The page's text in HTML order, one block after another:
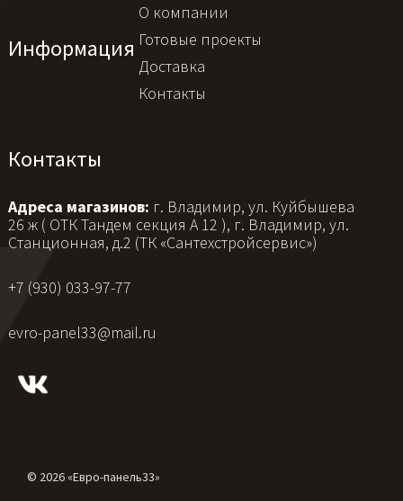
Информация
О компании
Готовые проекты
Доставка
Контакты
Контакты
Адреса магазинов: г. Владимир, ул. Куйбышева
26 ж ( ОТК Тандем секция А 12 ), г. Владимир, ул.
Станционная, д.2 (ТК «Сантехстройсервис»)
+7 (930) 033-97-77
evro-panel33@mail.ru
© 2026 «Евро-панель33»